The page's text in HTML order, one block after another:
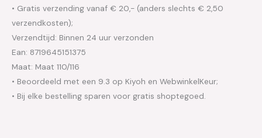
• Gratis verzending vanaf € 20,- (anders slechts € 2,50
verzendkosten);
Verzendtijd: Binnen 24 uur verzonden
Ean: 8719645151375
Maat: Maat 110/116
• Beoordeeld met een 9.3 op Kiyoh en WebwinkelKeur;
• Bij elke bestelling sparen voor gratis shoptegoed.